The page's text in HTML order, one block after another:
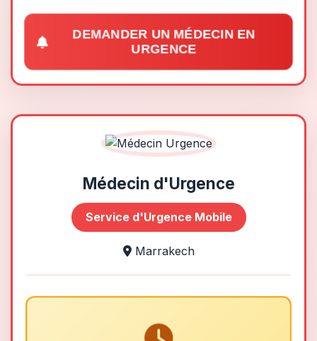
DEMANDER UN MÉDECIN EN
URGENCE
Médecin d'Urgence
Service d'Urgence Mobile
Marrakech